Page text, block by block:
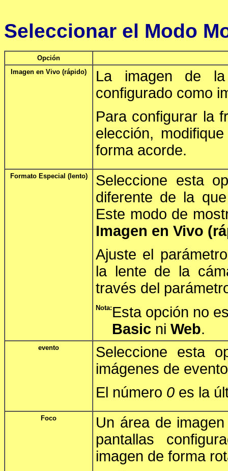
Seleccionar el Modo
Opción
Imagen en Vivo (rápido)
La imagen de
configurado como
Para configurar la
elección,
forma acorde.
Formato Especial (lento)
Seleccione esta
diferente de la
Este modo de
Imagen en Vivo
Ajuste el
la lente de la
través del
Nota: Esta opción no
Basic ni Web.
evento
Seleccione esta
imágenes de
El número 0 es la
Foco
Un área de
pantallas
imagen de forma